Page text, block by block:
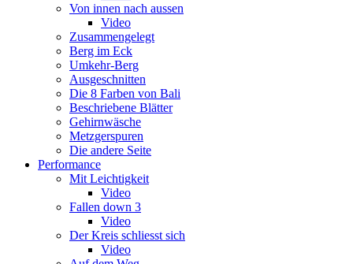
Von innen nach aussen
Video
Zusammengelegt
Berg im Eck
Umkehr-Berg
Ausgeschnitten
Die 8 Farben von Bali
Beschriebene Blätter
Gehirnwäsche
Metzgerspuren
Die andere Seite
Performance
Mit Leichtigkeit
Video
Fallen down 3
Video
Der Kreis schliesst sich
Video